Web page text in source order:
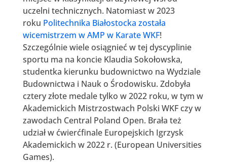
uczelni technicznych. Natomiast w 2023
roku Politechnika Białostocka została
wicemistrzem w AMP w Karate WKF!
Szczególnie wiele osiągnieć w tej dyscyplinie
sportu ma na koncie Klaudia Sokołowska,
studentka kierunku budownictwo na Wydziale
Budownictwa i Nauk o Środowisku. Zdobyła
cztery złote medale tylko w 2022 roku, w tym w
Akademickich Mistrzostwach Polski WKF czy w
zawodach Central Poland Open. Brała też
udział w ćwierćfinale Europejskich Igrzysk
Akademickich w 2022 r. (European Universities
Games).